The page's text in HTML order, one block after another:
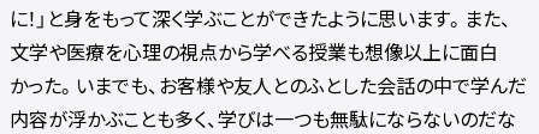
に！」と身をもって深く学ぶことができたように思います。また、
文学や医療を心理の視点から学べる授業も想像以上に面白
かった。いまでも、お客様や友人とのふとした会話の中で学んだ
内容が浮かぶことも多く、学びは一つも無駄にならないのだな